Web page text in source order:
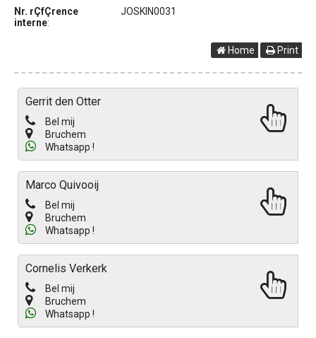
Nr. rÇfÇrence
interne:
JOSKIN0031
Home Print
Gerrit den Otter
Bel mij
Bruchem
Whatsapp !
Marco Quivooij
Bel mij
Bruchem
Whatsapp !
Cornelis Verkerk
Bel mij
Bruchem
Whatsapp !